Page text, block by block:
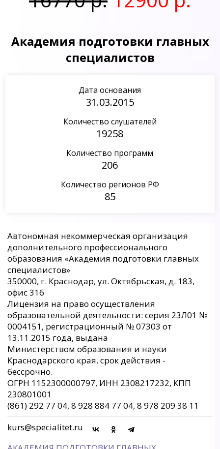
Академия подготовки главных
специалистов
Дата основания
31.03.2015
Количество слушателей
19258
Количество программ
206
Количество регионов РФ
85
Автономная некоммерческая организация
дополнительного профессионального
образования «Академия подготовки главных
специалистов»
350000, г. Краснодар, ул. Октябрьская, д. 183,
офис 316
Лицензия на право осуществления
образовательной деятельности: серия 23Л01 №
0004151, регистрационный № 07303 от
13.11.2015 года, выдана
Министерством образования и науки
Краснодарского края, срок действия -
бессрочно.
ОГРН 1152300000797, ИНН 2308217232, КПП
230801001
(861) 292 77 04, 8 928 884 77 04, 8 978 209 38 11
kurs@specialitet.ru